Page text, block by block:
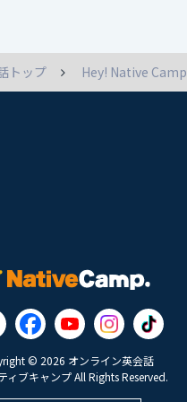
トップ Hey! Native Camp
© 2026 オンライン英会話
ィブキャンプ All Rights Reserved.